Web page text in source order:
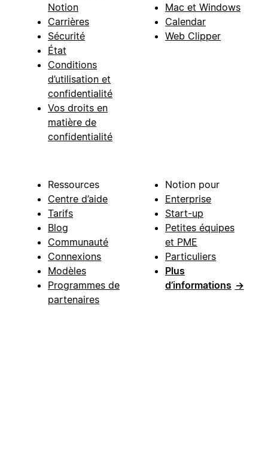
Notion
Carrières
Sécurité
État
Conditions
d’utilisation et
confidentialité
Vos droits en
matière de
confidentialité
Mac et Windows
Calendar
Web Clipper
Ressources
Centre d’aide
Tarifs
Blog
Communauté
Connexions
Modèles
Programmes de
partenaires
Notion pour
Enterprise
Start-up
Petites équipes
et PME
Particuliers
Plus
d’informations →